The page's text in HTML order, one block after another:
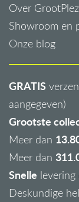
Over
Showroom en
Onze blog
GRATIS
aangegeven)
Grootste
Meer dan
Meer dan
Snelle
Deskundige